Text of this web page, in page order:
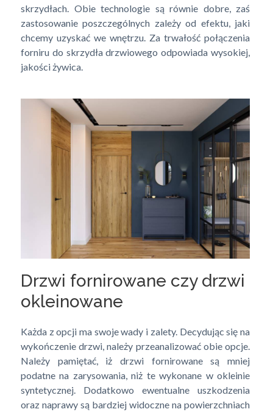
skrzydłach. Obie technologie są równie dobre, zaś
zastosowanie poszczególnych zależy od efektu, jaki
chcemy uzyskać we wnętrzu. Za trwałość połączenia
forniru do skrzydła drzwiowego odpowiada wysokiej,
jakości żywica.
Drzwi fornirowane czy drzwi
okleinowane
Każda z opcji ma swoje wady i zalety. Decydując się na
wykończenie drzwi, należy przeanalizować obie opcje.
Należy pamiętać, iż drzwi fornirowane są mniej
podatne na zarysowania, niż te wykonane w okleinie
syntetycznej. Dodatkowo ewentualne uszkodzenia
oraz naprawy są bardziej widoczne na powierzchniach